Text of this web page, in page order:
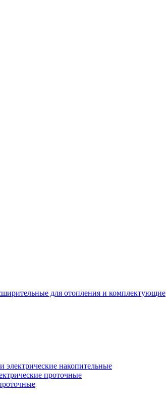
для отопления и комплектующие
электрические накопительные
проточные